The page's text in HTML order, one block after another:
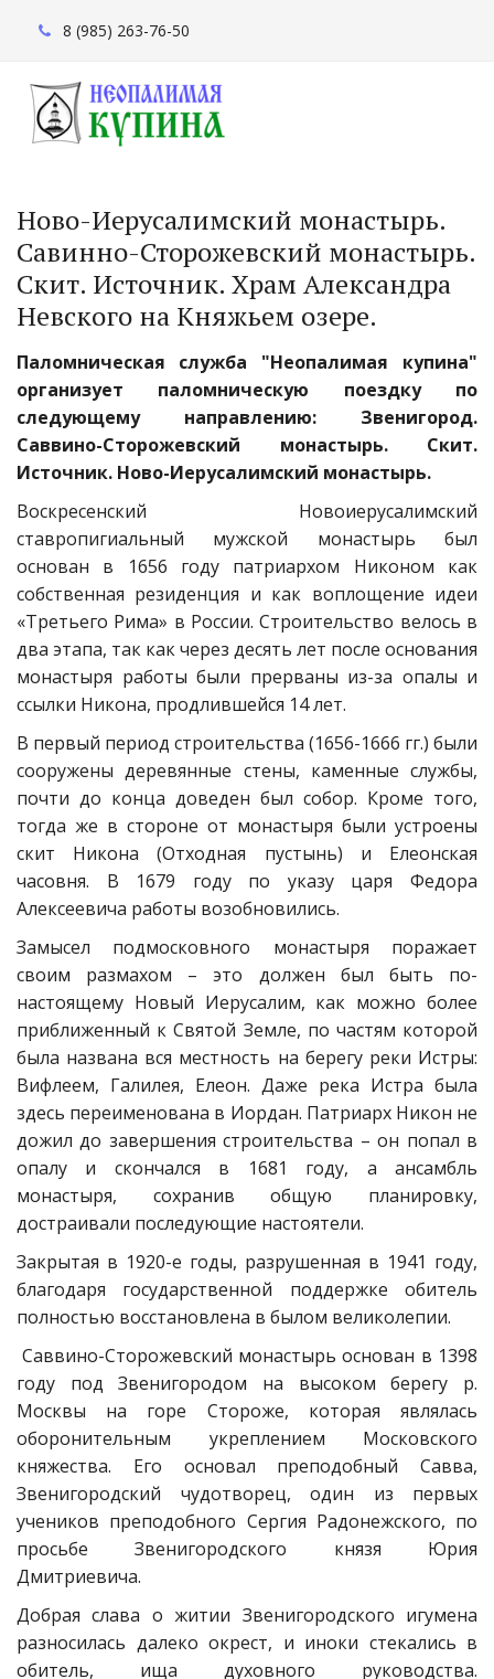
8 (985) 263-76-50
Ново-Иерусалимский монастырь.
Cавинно-Сторожевский монастырь.
Скит. Источник. Храм Александра
Невского на Княжьем озере.
Паломническая служба "Неопалимая купина"
организует паломническую поездку по
следующему направлению: Звенигород.
Саввино-Сторожевский монастырь. Скит.
Источник. Ново-Иерусалимский монастырь.
Воскресенский Новоиерусалимский
ставропигиальный мужской монастырь был
основан в 1656 году патриархом Никоном как
собственная резиденция и как воплощение идеи
«Третьего Рима» в России. Строительство велось в
два этапа, так как через десять лет после основания
монастыря работы были прерваны из-за опалы и
ссылки Никона, продлившейся 14 лет.
В первый период строительства (1656-1666 гг.) были
сооружены деревянные стены, каменные службы,
почти до конца доведен был собор. Кроме того,
тогда же в стороне от монастыря были устроены
скит Никона (Отходная пустынь) и Елеонская
часовня. В 1679 году по указу царя Федора
Алексеевича работы возобновились.
Замысел подмосковного монастыря поражает
своим размахом – это должен был быть по-
настоящему Новый Иерусалим, как можно более
приближенный к Святой Земле, по частям которой
была названа вся местность на берегу реки Истры:
Вифлеем, Галилея, Елеон. Даже река Истра была
здесь переименована в Иордан. Патриарх Никон не
дожил до завершения строительства – он попал в
опалу и скончался в 1681 году, а ансамбль
монастыря, сохранив общую планировку,
достраивали последующие настоятели.
Закрытая в 1920-е годы, разрушенная в 1941 году,
благодаря государственной поддержке обитель
полностью восстановлена в былом великолепии.
Саввино-Сторожевский монастырь основан в 1398
году под Звенигородом на высоком берегу р.
Москвы на горе Стороже, которая являлась
оборонительным укреплением Московского
княжества. Его основал преподобный Савва,
Звенигородский чудотворец, один из первых
учеников преподобного Сергия Радонежского, по
просьбе Звенигородского князя Юрия
Дмитриевича.
Добрая слава о житии Звенигородского игумена
разносилась далеко окрест, и иноки стекались в
обитель, ища духовного руководства.